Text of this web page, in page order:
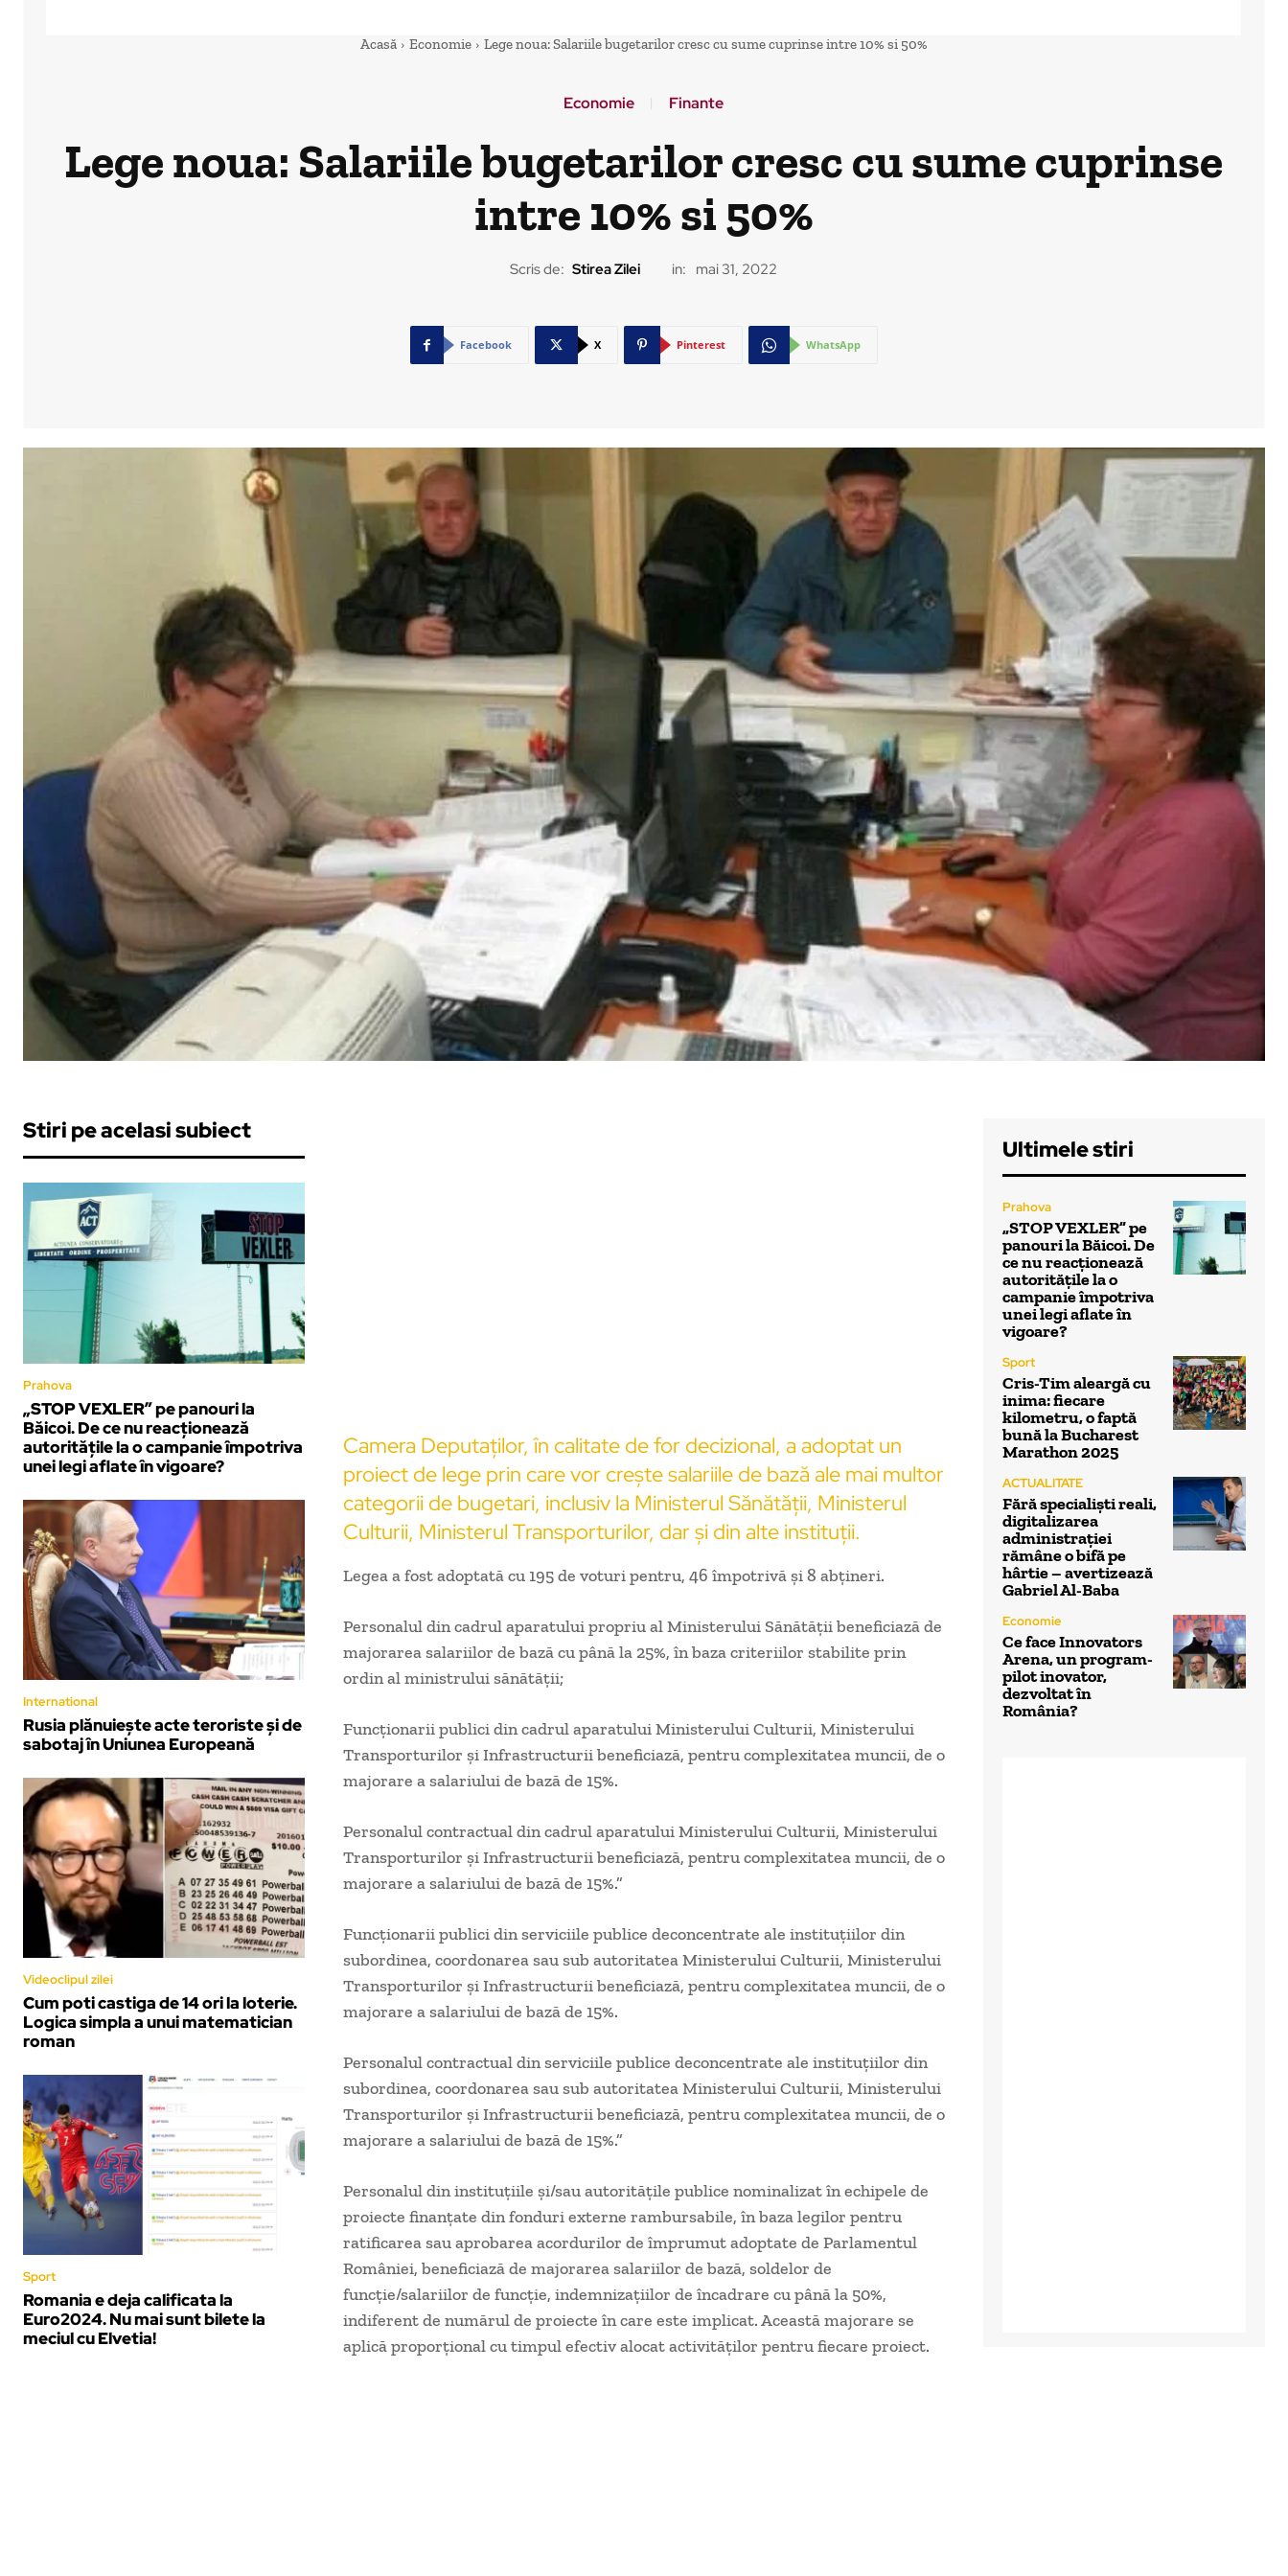
Acasă Economie Lege noua: Salariile bugetarilor cresc cu sume cuprinse intre 10% si 50%
Economie Finante
Lege noua: Salariile bugetarilor cresc cu sume cuprinse
intre 10% si 50%
Scris de: Stirea Zilei in: mai 31, 2022
Facebook X Pinterest WhatsApp
Stiri pe acelasi subiect
Prahova
„STOP VEXLER” pe panouri la
Băicoi. De ce nu reacționează
autoritățile la o campanie împotriva
unei legi aflate în vigoare?
International
Rusia plănuiește acte teroriste și de
sabotaj în Uniunea Europeană
Videoclipul zilei
Cum poti castiga de 14 ori la loterie.
Logica simpla a unui matematician
roman
Sport
Romania e deja calificata la
Euro2024. Nu mai sunt bilete la
meciul cu Elvetia!
Camera Deputaților, în calitate de for decizional, a adoptat un
proiect de lege prin care vor crește salariile de bază ale mai multor
categorii de bugetari, inclusiv la Ministerul Sănătății, Ministerul
Culturii, Ministerul Transporturilor, dar și din alte instituții.
Legea a fost adoptată cu 195 de voturi pentru, 46 împotrivă și 8 abțineri.
Personalul din cadrul aparatului propriu al Ministerului Sănătății beneficiază de
majorarea salariilor de bază cu până la 25%, în baza criteriilor stabilite prin
ordin al ministrului sănătății;
Funcționarii publici din cadrul aparatului Ministerului Culturii, Ministerului
Transporturilor și Infrastructurii beneficiază, pentru complexitatea muncii, de o
majorare a salariului de bază de 15%.
Personalul contractual din cadrul aparatului Ministerului Culturii, Ministerului
Transporturilor și Infrastructurii beneficiază, pentru complexitatea muncii, de o
majorare a salariului de bază de 15%.”
Funcționarii publici din serviciile publice deconcentrate ale instituțiilor din
subordinea, coordonarea sau sub autoritatea Ministerului Culturii, Ministerului
Transporturilor și Infrastructurii beneficiază, pentru complexitatea muncii, de o
majorare a salariului de bază de 15%.
Personalul contractual din serviciile publice deconcentrate ale instituțiilor din
subordinea, coordonarea sau sub autoritatea Ministerului Culturii, Ministerului
Transporturilor și Infrastructurii beneficiază, pentru complexitatea muncii, de o
majorare a salariului de bază de 15%.”
Personalul din instituţiile şi/sau autorităţile publice nominalizat în echipele de
proiecte finanţate din fonduri externe rambursabile, în baza legilor pentru
ratificarea sau aprobarea acordurilor de împrumut adoptate de Parlamentul
României, beneficiază de majorarea salariilor de bază, soldelor de
funcţie/salariilor de funcţie, indemnizaţiilor de încadrare cu până la 50%,
indiferent de numărul de proiecte în care este implicat. Această majorare se
aplică proporţional cu timpul efectiv alocat activităţilor pentru fiecare proiect.
Ultimele stiri
Prahova
„STOP VEXLER” pe
panouri la Băicoi. De
ce nu reacționează
autoritățile la o
campanie împotriva
unei legi aflate în
vigoare?
Sport
Cris-Tim aleargă cu
inima: fiecare
kilometru, o faptă
bună la Bucharest
Marathon 2025
ACTUALITATE
Fără specialiști reali,
digitalizarea
administrației
rămâne o bifă pe
hârtie – avertizează
Gabriel Al-Baba
Economie
Ce face Innovators
Arena, un program-
pilot inovator,
dezvoltat în
România?